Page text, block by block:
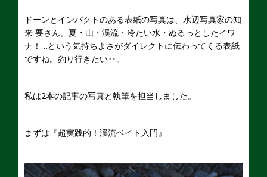
ドーンとインパクトのある表紙の写真は、水辺写真家の知
来 要さん。夏・山・渓流・冷たい水・ぬるっとしたイワ
ナ！…という気持ちよさがダイレクトに伝わってくる表紙
ですね。釣り行きたい‥。
私は2本の記事の写真と執筆を担当しました。
まずは『超実践的！渓流ベイト入門』